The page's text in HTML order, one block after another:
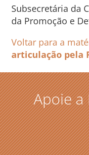
Subsecretária da
da Promoção e
Voltar para a
articulação pela
Apoie